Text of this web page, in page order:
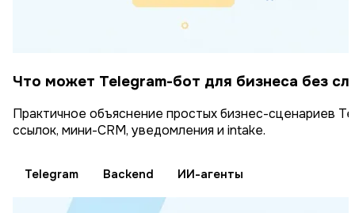
Что может Telegram-бот для бизнеса без
Практичное объяснение простых бизнес-сценариев
ссылок, мини-CRM, уведомления и intake.
Telegram Backend ИИ-агенты